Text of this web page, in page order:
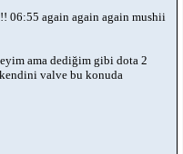
06:55 again again again mushii
ama dediğim gibi dota 2
valve bu konuda